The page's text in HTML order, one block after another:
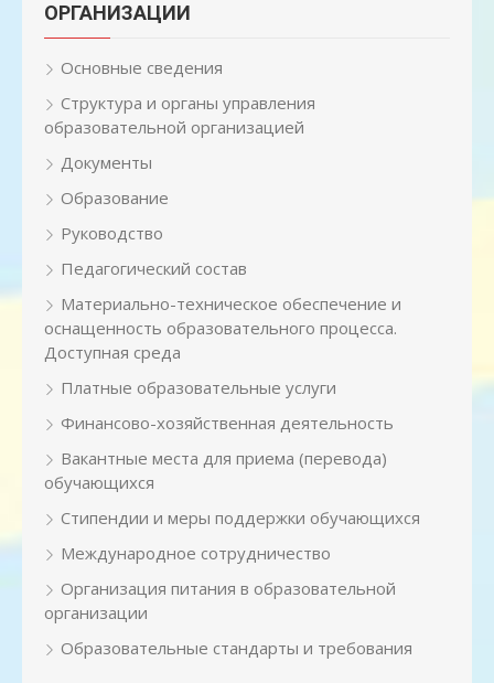
ОРГАНИЗАЦИИ
Основные сведения
Структура и органы управления
образовательной организацией
Документы
Образование
Руководство
Педагогический состав
Материально-техническое обеспечение и
оснащенность образовательного процесса.
Доступная среда
Платные образовательные услуги
Финансово-хозяйственная деятельность
Вакантные места для приема (перевода)
обучающихся
Стипендии и меры поддержки обучающихся
Международное сотрудничество
Организация питания в образовательной
организации
Образовательные стандарты и требования